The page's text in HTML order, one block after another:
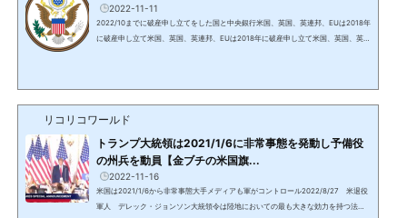
2022-11-11
2022/10までに破産申し立てをした国と中央銀行米国、英国、英連邦、EUは2018年
に破産申し立て米国、英国、英連邦、EUは2018年に破産申し立て米国、英国、英国
81%8C%E6%89%80%E6%9C%89%E3%81%99%E3%82%8B%E4%B8%AD%E
リコリコワールド
トランプ大統領は2021/1/6に非常事態を発動し予備役
の州兵を動員【金ブチの米国旗...
2022-11-16
米国は2021/1/6から非常事態大手メディアも軍がコントロール2022/8/27 米退役
軍人 デレック・ジョンソン大統領令は陸地においての最も大きな効力を持つ法律